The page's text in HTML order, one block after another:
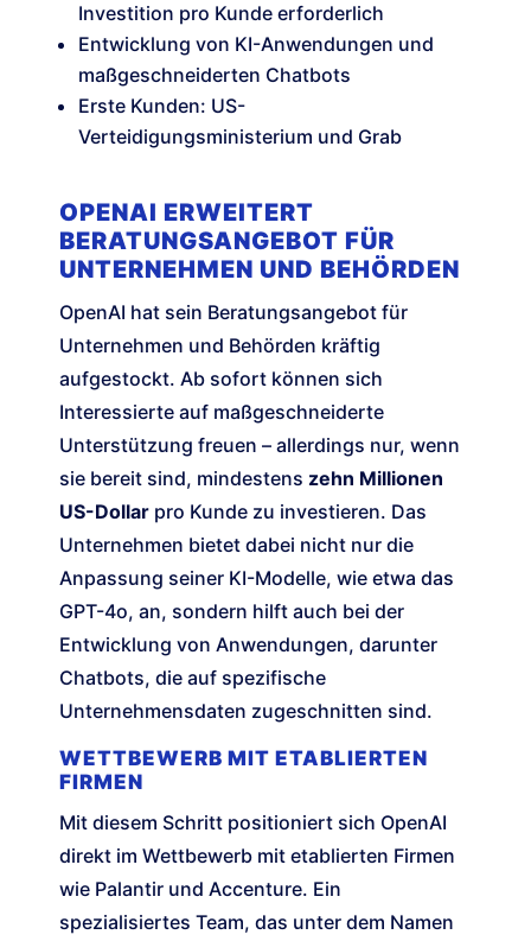
Investition pro Kunde erforderlich
Entwicklung von KI-Anwendungen und
maßgeschneiderten Chatbots
Erste Kunden: US-
Verteidigungsministerium und Grab
OPENAI ERWEITERT
BERATUNGSANGEBOT FÜR
UNTERNEHMEN UND BEHÖRDEN
OpenAI hat sein Beratungsangebot für
Unternehmen und Behörden kräftig
aufgestockt. Ab sofort können sich
Interessierte auf maßgeschneiderte
Unterstützung freuen – allerdings nur, wenn
sie bereit sind, mindestens zehn Millionen
US-Dollar pro Kunde zu investieren. Das
Unternehmen bietet dabei nicht nur die
Anpassung seiner KI-Modelle, wie etwa das
GPT-4o, an, sondern hilft auch bei der
Entwicklung von Anwendungen, darunter
Chatbots, die auf spezifische
Unternehmensdaten zugeschnitten sind.
WETTBEWERB MIT ETABLIERTEN
FIRMEN
Mit diesem Schritt positioniert sich OpenAI
direkt im Wettbewerb mit etablierten Firmen
wie Palantir und Accenture. Ein
spezialisiertes Team, das unter dem Namen